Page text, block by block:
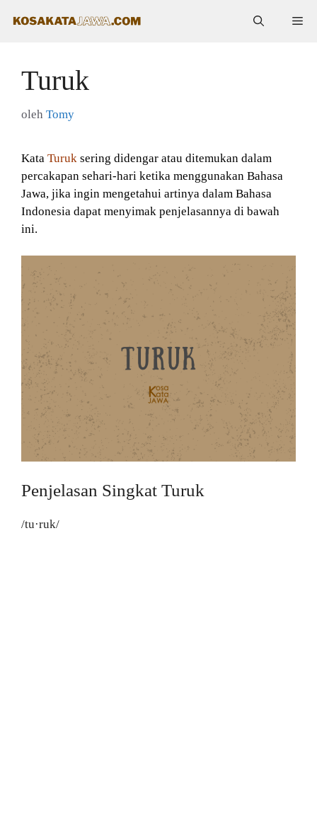
Turuk
oleh Tomy
Kata Turuk sering didengar atau ditemukan dalam
percakapan sehari-hari ketika menggunakan Bahasa
Jawa, jika ingin mengetahui artinya dalam Bahasa
Indonesia dapat menyimak penjelasannya di bawah
ini.
Penjelasan Singkat Turuk
/tu·ruk/